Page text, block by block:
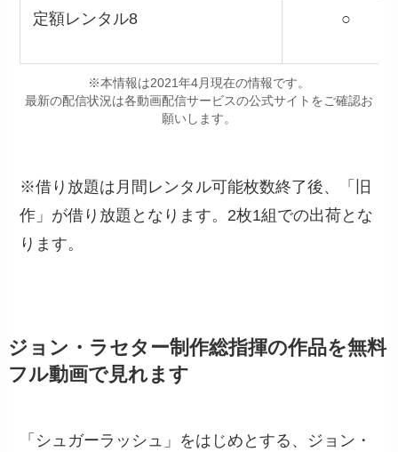
定額レンタル8 ○
※本情報は2021年4月現在の情報です。
最新の配信状況は各動画配信サービスの公式サイトをご確認お
願いします。
※借り放題は月間レンタル可能枚数終了後、「旧
作」が借り放題となります。2枚1組での出荷とな
ります。
ジョン・ラセター制作総指揮の作品を無料
フル動画で見れます
「シュガーラッシュ」をはじめとする、ジョン・